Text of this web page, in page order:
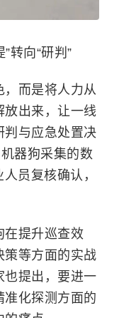
转向“研判”
而是将人力从
放出来，让一线
判与应急处置决
器狗采集的数
员复核确认，
在提升巡查效
策等方面的实战
也提出，要进一
准化探测方面的